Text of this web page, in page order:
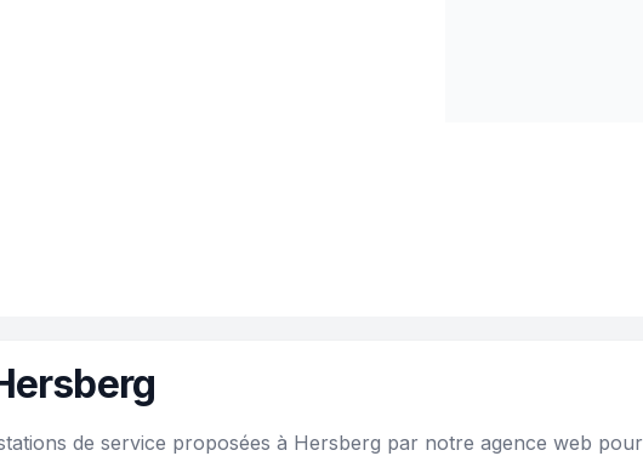
de service proposées à Hersberg par notre agence web pour